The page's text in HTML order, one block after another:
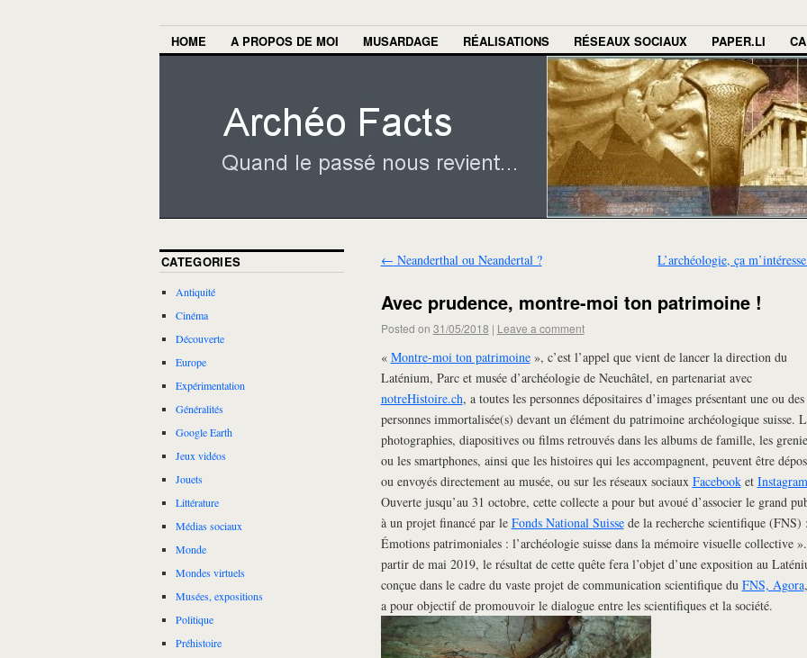
HOME A PROPOS DE MOI MUSARDAGE RÉALISATIONS RÉSEAUX SOCIAUX PAPER.LI
← Neanderthal ou Neandertal ? L’archéologie, ça
Avec prudence, montre-moi ton patrimoine !
Posted on 31/05/2018 | Leave a comment
« Montre-moi ton patrimoine», c’est l’appel que vient de lancer la direction du
Laténium, Parc et musée d’archéologie de Neuchâtel, en partenariat avec
notreHistoire.ch, a toutes les personnes dépositaires d’images présentant une ou des
personnes immortalisée(s) devant un élément du patrimoine archéologique suisse.
photographies, diapositives ou films retrouvés dans les albums de famille, les
ou les smartphones, ainsi que les histoires qui les accompagnent, peuvent être
ou envoyés directement au musée, ou sur les réseaux sociaux Facebooket Instagram
Ouverte jusqu’au 31 octobre, cette collecte a pour but avoué d’associer le grand
à un projet financé par le Fonds National Suissede la recherche scientifique (FNS)
Émotions patrimoniales : l’archéologie suisse dans la mémoire visuelle collective
partir de mai 2019, le résultat de cette quête fera l’objet d’une exposition au
conçue dans le cadre du vaste projet de communication scientifique du FNS, Agora
a pour objectif de promouvoir le dialogue entre les scientifiques et la société.
CATEGORIES
Antiquité
Cinéma
Découverte
Europe
Expérimentation
Généralités
Google Earth
Jeux vidéos
Jouets
Littérature
Médias sociaux
Monde
Mondes virtuels
Musées, expositions
Politique
Préhistoire